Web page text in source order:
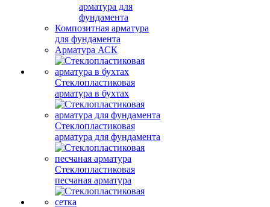
арматура для
фундамента
Композитная арматура
для фундамента
Арматура АСК
Стеклопластиковая
арматура в бухтах
Стеклопластиковая
арматура для фундамента
Стеклопластиковая
песчаная арматура